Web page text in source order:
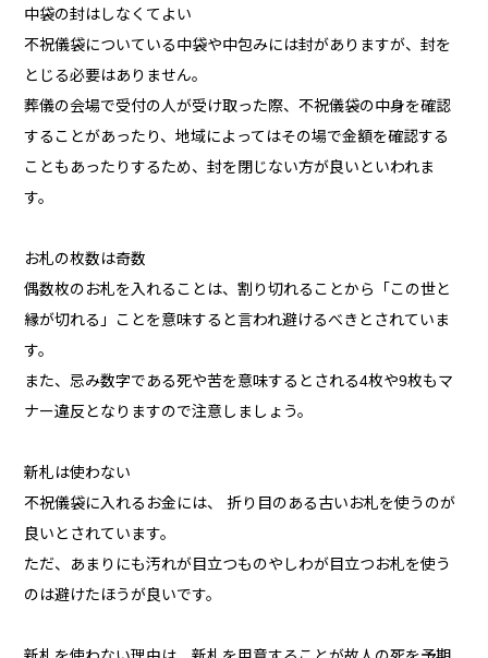
中袋の封はしなくてよい
不祝儀袋についている中袋や中包みには封がありますが、封を
とじる必要はありません。
葬儀の会場で受付の人が受け取った際、不祝儀袋の中身を確認
することがあったり、地域によってはその場で金額を確認する
こともあったりするため、封を閉じない方が良いといわれま
す。
お札の枚数は奇数
偶数枚のお札を入れることは、割り切れることから「この世と
縁が切れる」ことを意味すると言われ避けるべきとされていま
す。
また、忌み数字である死や苦を意味するとされる4枚や9枚もマ
ナー違反となりますので注意しましょう。
新札は使わない
不祝儀袋に入れるお金には、 折り目のある古いお札を使うのが
良いとされています。
ただ、あまりにも汚れが目立つものやしわが目立つお札を使う
のは避けたほうが良いです。